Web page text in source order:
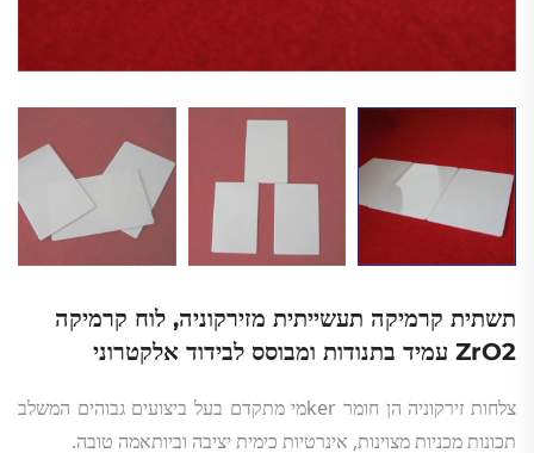
תשתית קרמיקה תעשייתית מזירקוניה, לוח קרמיקה
ZrO2 עמיד בתנודות ומבוסס לבידוד אלקטרוני
צלחות זירקוניה הן חומר kerמי מתקדם בעל ביצועים גבוהים המשלב
תכונות מכניות מצוינות, אינרטיות כימית יציבה וביותאמה טובה.